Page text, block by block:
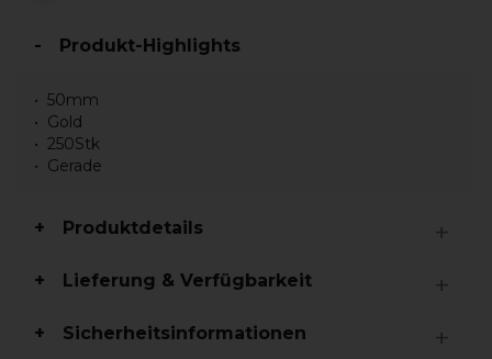
Produkt-Highlights
50mm
Gold
250Stk
Gerade
Produktdetails
Lieferung & Verfügbarkeit
Sicherheitsinformationen